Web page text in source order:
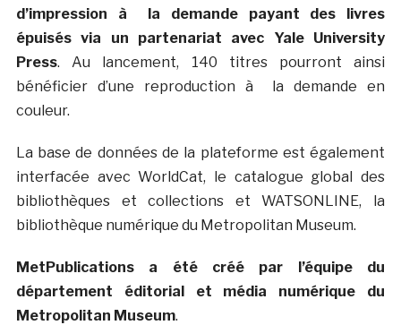
d’impression à la demande payant des livres
épuisés via un partenariat avec Yale University
Press. Au lancement, 140 titres pourront ainsi
bénéficier d’une reproduction à la demande en
couleur.
La base de données de la plateforme est également
interfacée avec WorldCat, le catalogue global des
bibliothèques et collections et WATSONLINE, la
bibliothèque numérique du Metropolitan Museum.
MetPublications a été créé par l’équipe du
département éditorial et média numérique du
Metropolitan Museum.